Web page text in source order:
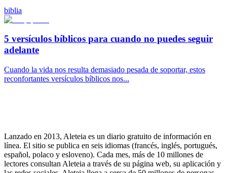
biblia
5 versículos bíblicos para cuando no puedes seguir
adelante
Cuando la vida nos resulta demasiado pesada de soportar, estos
reconfortantes versículos bíblicos nos...
Lanzado en 2013, Aleteia es un diario gratuito de información en
línea. El sitio se publica en seis idiomas (francés, inglés, portugués,
español, polaco y esloveno). Cada mes, más de 10 millones de
lectores consultan Aleteia a través de su página web, su aplicación y